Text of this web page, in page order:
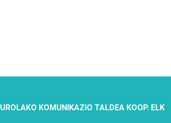
UROLAKO KOMUNIKAZIO TALDEA KOOP. ELK